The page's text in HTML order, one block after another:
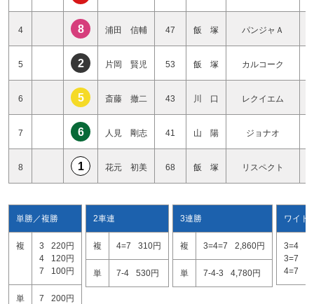
4 8 浦田 信輔 47 飯 塚 パンジャＡ
5 2 片岡 賢児 53 飯 塚 カルコーク
6 5 斎藤 撤二 43 川 口 レクイエム
7 6 人見 剛志 41 山 陽 ジョナオ
8 1 花元 初美 68 飯 塚 リスペクト
単勝／複勝
複 3
220円
4
120円
7
100円
単 7 200円
2車連
複 4=7 310円
単 7-4 530円
3連勝
複 3=4=7 2,860円
単 7-4-3 4,780円
ワイド
3=4
3=7
4=7